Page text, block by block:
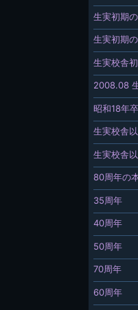
生実初期
生実初期
生実校舎
2008.08
昭和18年
生実校舎
生実校舎
80周年の
35周年
40周年
50周年
70周年
60周年